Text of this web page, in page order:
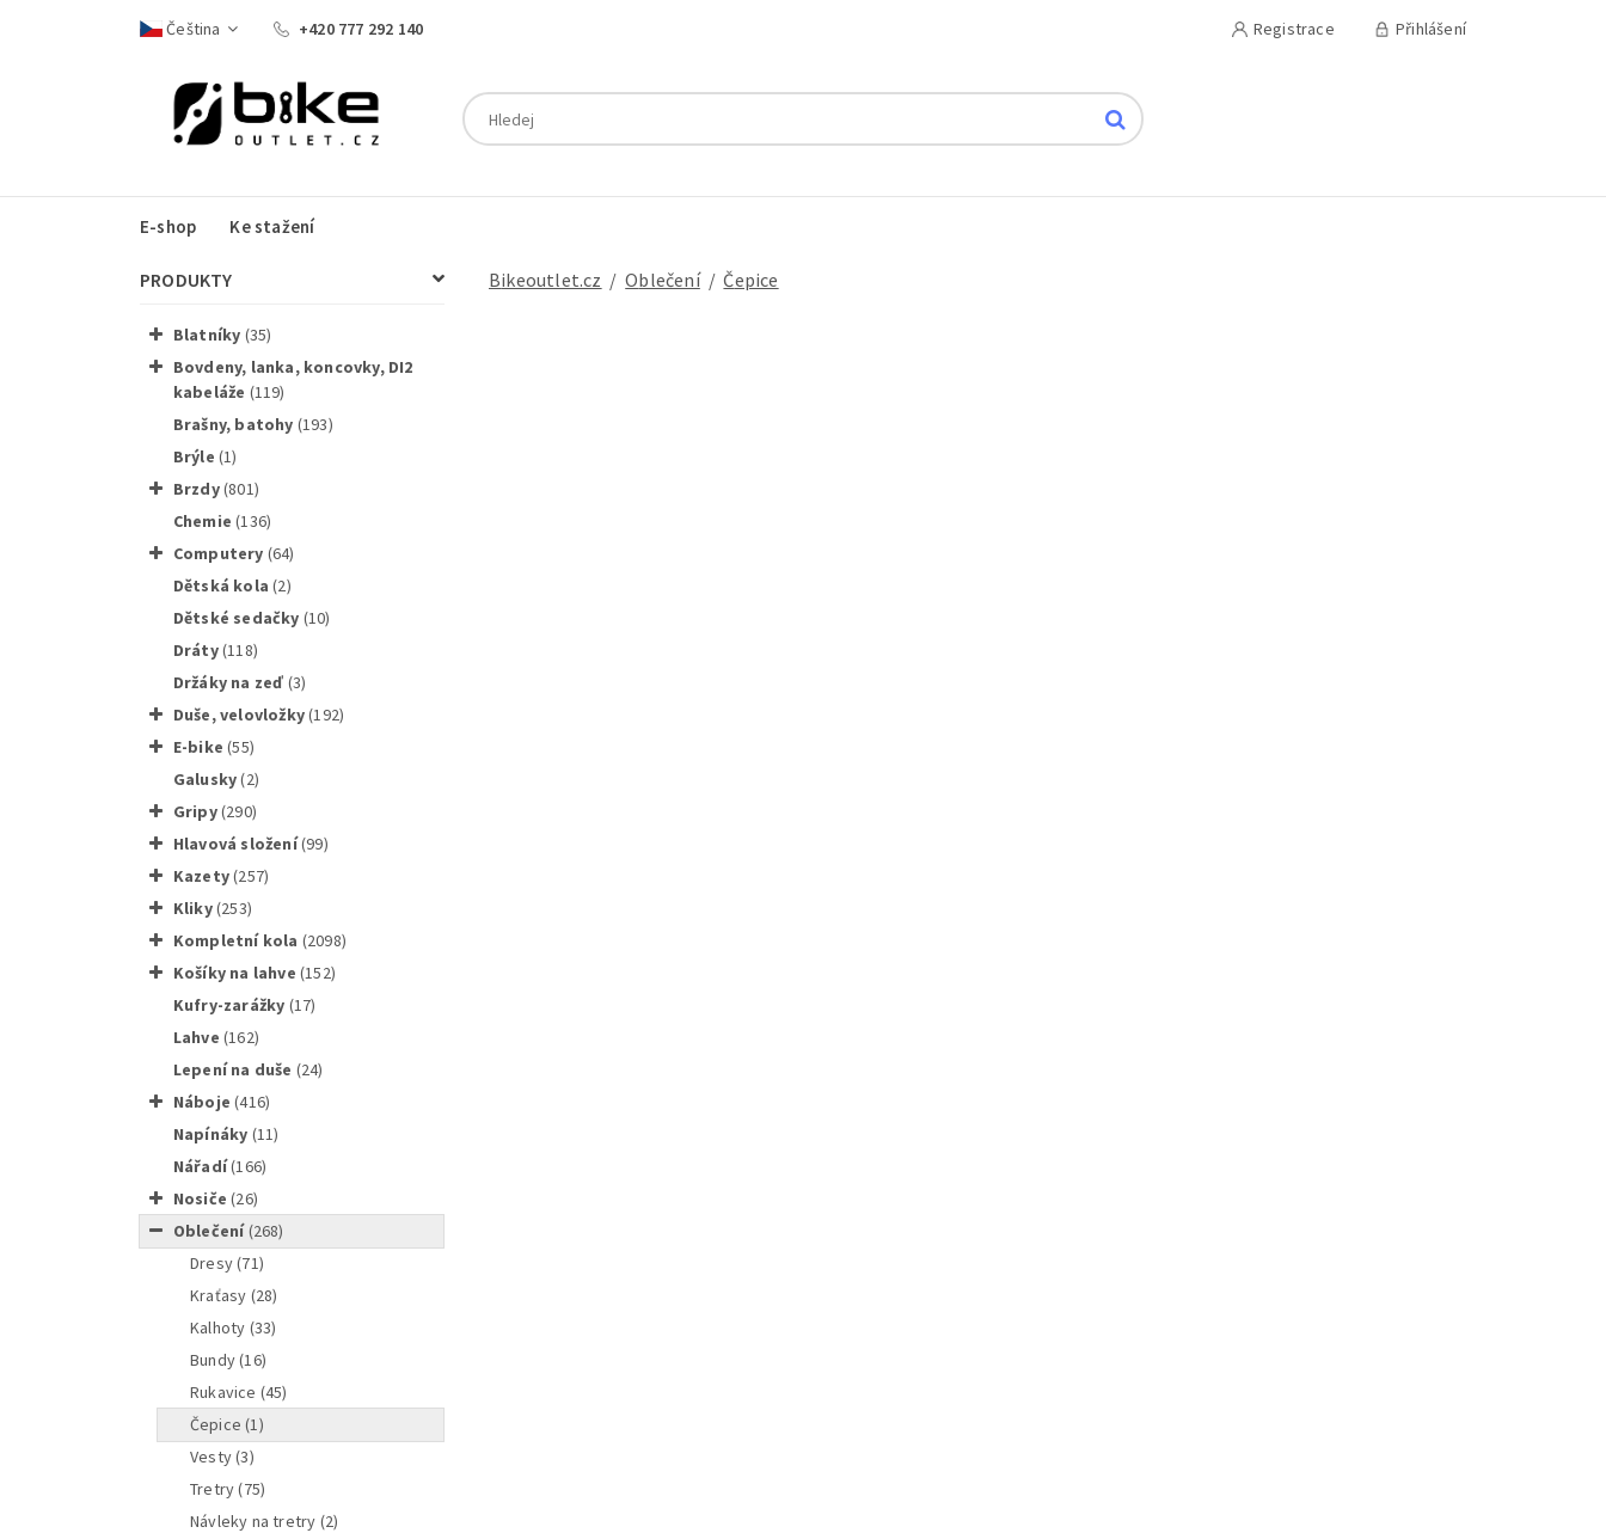
Čeština +420 777 292 140 Registrace Přihlášení
E-shop Ke stažení
PRODUKTY
blatníky (35)
bovdeny, lanka, koncovky, DI2
kabeláže (119)
brašny, batohy (193)
brýle(1)
brzdy(801)
chemie(136)
computery (64)
dětská kola(2)
dětské sedačky (10)
dráty(118)
držáky na zeď (3)
duše, velovložky(192)
e-bike(55)
galusky(2)
gripy(290)
hlavová složení(99)
kazety(257)
kliky(253)
Kompletní kola (2098)
košíky na lahve(152)
kufry-zarážky (17)
lahve(162)
lepení na duše (24)
náboje(416)
napínáky (11)
nářadí(166)
nosiče(26)
oblečení(268)
dresy(71)
kraťasy (28)
kalhoty (33)
bundy(16)
rukavice (45)
čepice(1)
vesty(3)
tretry(75)
návleky na tretry (2)
Bikeoutlet.cz / oblečení / čepice